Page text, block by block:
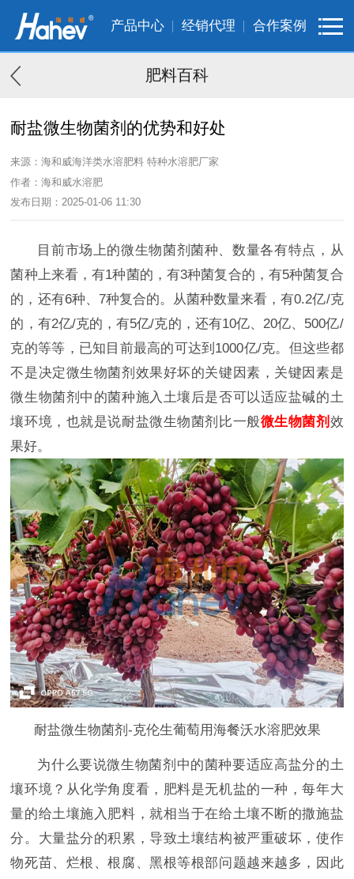
产品中心 经销代理 合作案例
肥料百科
耐盐微生物菌剂的优势和好处
来源：海和威海洋类水溶肥料 特种水溶肥厂家
作者：海和威水溶肥
发布日期：2025-01-06 11:30
目前市场上的微生物菌剂菌种、数量各有特点，从
菌种上来看，有1种菌的，有3种菌复合的，有5种菌复合
的，还有6种、7种复合的。从菌种数量来看，有0.2亿/克
的，有2亿/克的，有5亿/克的，还有10亿、20亿、500亿/
克的等等，已知目前最高的可达到1000亿/克。但这些都
不是决定微生物菌剂效果好坏的关键因素，关键因素是
微生物菌剂中的菌种施入土壤后是否可以适应盐碱的土
壤环境，也就是说耐盐微生物菌剂比一般微生物菌剂 效
果好。
耐盐微生物菌剂-克伦生葡萄用海餐沃水溶肥效果
为什么要说微生物菌剂中的菌种要适应高盐分的土
壤环境？从化学角度看，肥料是无机盐的一种，每年大
量的给土壤施入肥料，就相当于在给土壤不断的撒施盐
分。大量盐分的积累，导致土壤结构被严重破坏，使作
物死苗、烂根、根腐、黑根等根部问题越来越多，因此